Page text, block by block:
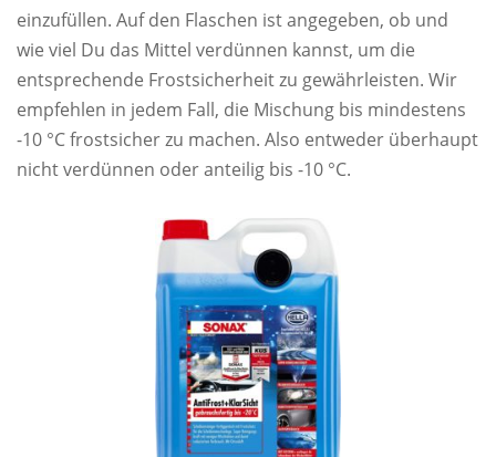
einzufüllen. Auf den Flaschen ist angegeben, ob und
wie viel Du das Mittel verdünnen kannst, um die
entsprechende Frostsicherheit zu gewährleisten. Wir
empfehlen in jedem Fall, die Mischung bis mindestens
-10 °C frostsicher zu machen. Also entweder überhaupt
nicht verdünnen oder anteilig bis -10 °C.